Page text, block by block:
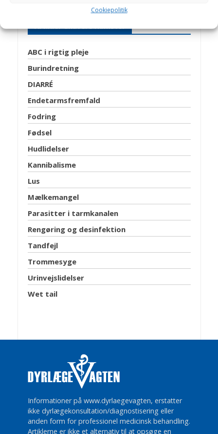
Cookiepolitik
Artikler Gnavere Hamster
ABC i rigtig pleje
Burindretning
DIARRÉ
Endetarmsfremfald
Fodring
Fødsel
Hudlidelser
Kannibalisme
Lus
Mælkemangel
Parasitter i tarmkanalen
Rengøring og desinfektion
Tandfejl
Trommesyge
Urinvejslidelser
Wet tail
Informationer på www.dyrlaegevagten, erstatter
ikke dyrlægekonsultation/diagnostisering eller
anden form for professionel medicinsk behandling.
Artiklerne er ikke et alternativ til at opsøge en